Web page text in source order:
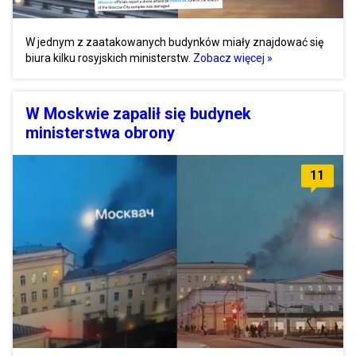
W jednym z zaatakowanych budynków miały znajdować się
biura kilku rosyjskich ministerstw. Zobacz więcej »
W Moskwie zapalił się budynek
ministerstwa obrony
11